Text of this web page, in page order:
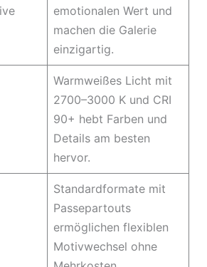
emotionalen Wert und
machen die Galerie
einzigartig.
Warmweißes Licht mit
2700–3000 K und CRI
90+ hebt Farben und
Details am besten
hervor.
Standardformate mit
Passepartouts
ermöglichen flexiblen
Motivwechsel ohne